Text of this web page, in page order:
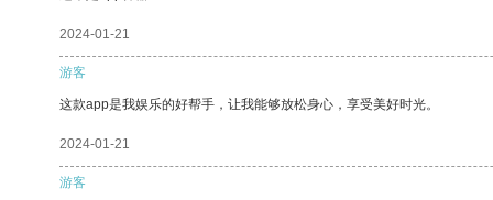
2024-01-21
游客
这款app是我娱乐的好帮手，让我能够放松身心，享受美好时光。
2024-01-21
游客